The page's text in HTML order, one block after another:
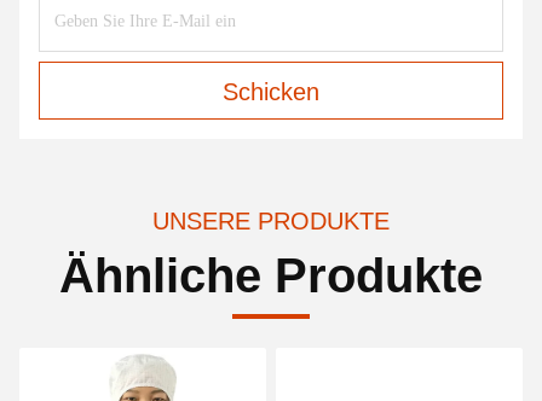
Schicken
UNSERE PRODUKTE
Ähnliche Produkte